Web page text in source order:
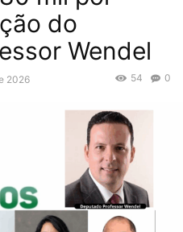
do
Wendel
2026 0
54